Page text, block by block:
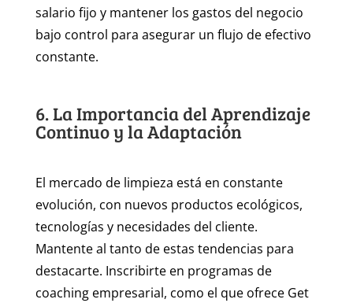
salario fijo y mantener los gastos del negocio
bajo control para asegurar un flujo de efectivo
constante.
6. La Importancia del Aprendizaje
Continuo y la Adaptación
El mercado de limpieza está en constante
evolución, con nuevos productos ecológicos,
tecnologías y necesidades del cliente.
Mantente al tanto de estas tendencias para
destacarte. Inscribirte en programas de
coaching empresarial, como el que ofrece Get